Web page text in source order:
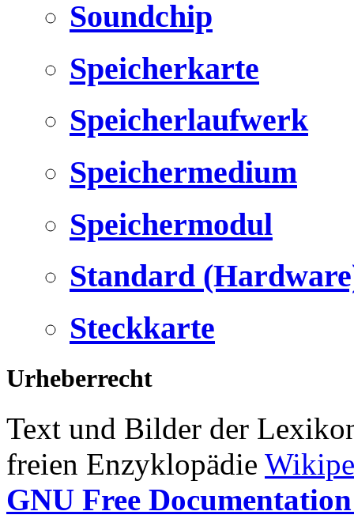
Soundchip
Speicherkarte
Speicherlaufwerk
Speichermedium
Speichermodul
Standard
Steckkarte
Urheberrecht
Text und Bilder der
freien Enzyklopädie
GNU Free